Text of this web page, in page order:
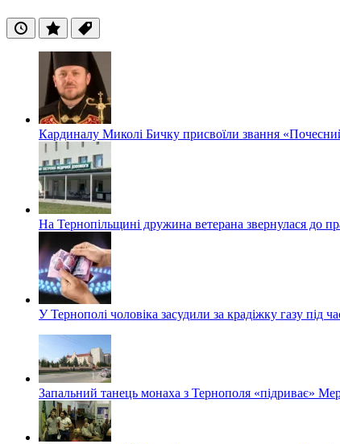
ОстанніПопулярні
Теги
Кардиналу Миколі Бичку присвоїли звання
На Тернопільщині дружина ветерана звернулася до
У Тернополі чоловіка засудили за крадіжку газу під
Запальний танець монаха з Тернополя «підриває»